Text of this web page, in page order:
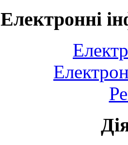
Електронні